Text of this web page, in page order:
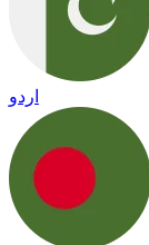
اردو